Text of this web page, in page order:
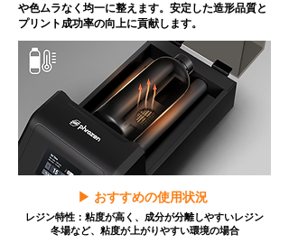
や色ムラなく均一に整えます。安定した造形品質と
プリント成功率の向上に貢献します。
▶︎ おすすめの使用状況
レジン特性：粘度が高く、成分が分離しやすいレジン
冬場など、粘度が上がりやすい環境の場合